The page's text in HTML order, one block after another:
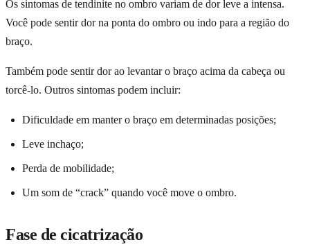
Os sintomas de tendinite no ombro variam de dor leve a intensa.
Você pode sentir dor na ponta do ombro ou indo para a região do
braço.
Também pode sentir dor ao levantar o braço acima da cabeça ou
torcê-lo. Outros sintomas podem incluir:
Dificuldade em manter o braço em determinadas posições;
Leve inchaço;
Perda de mobilidade;
Um som de “crack” quando você move o ombro.
Fase de cicatrização